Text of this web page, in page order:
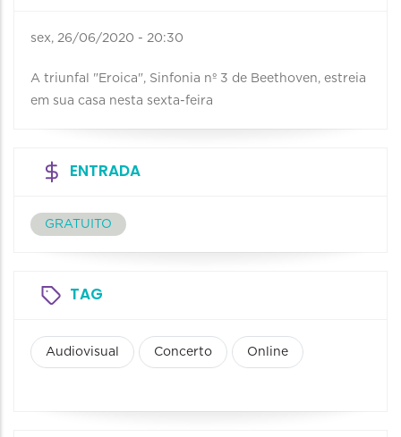
sex, 26/06/2020 - 20:30
A triunfal "Eroica", Sinfonia nº 3 de Beethoven, estreia
em sua casa nesta sexta-feira
ENTRADA
GRATUITO
TAG
Audiovisual Concerto Online